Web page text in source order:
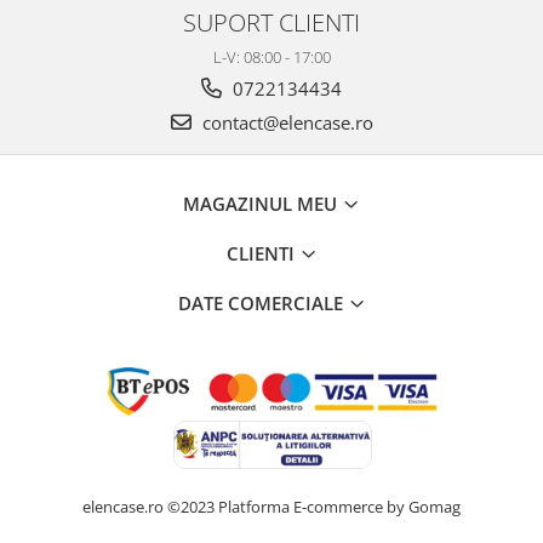
SUPORT CLIENTI
L-V: 08:00 - 17:00
0722134434
contact@elencase.ro
MAGAZINUL MEU
CLIENTI
DATE COMERCIALE
elencase.ro ©2023 Platforma E-commerce by Gomag